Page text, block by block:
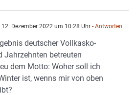
12. Dezember 2022 um 10:28 Uhr - Antworten
deutscher Vollkasko-
Jahrzehnten betreuten
dem Motto: Woher soll ich
ist, wenns mir von oben